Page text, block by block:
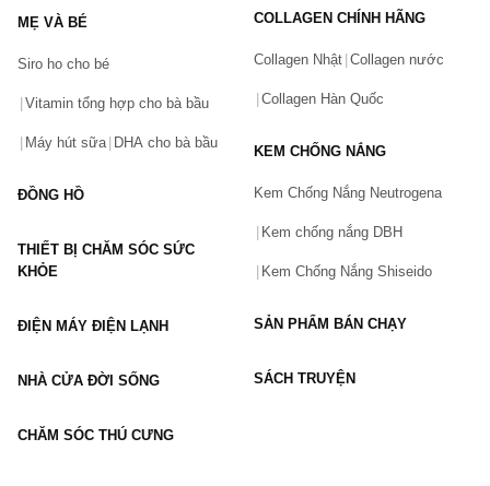
Vấn đề(*)
MẸ VÀ BÉ
Siro ho cho bé
Vitamin tổng hợp cho bà bầu
Máy hút sữa DHA cho bà bầu
ĐỒNG HỒ
THIẾT BỊ CHĂM SÓC SỨC
KHỎE
ĐIỆN MÁY ĐIỆN LẠNH
NHÀ CỬA ĐỜI SỐNG
CHĂM SÓC THÚ CƯNG
COLLAGEN CHÍNH HÃNG
Collagen Nhật Collagen nước
Collagen Hàn Quốc
KEM CHỐNG NẮNG
Kem Chống Nắng Neutrogena
Kem chống nắng DBH
Kem Chống Nắng Shiseido
SẢN PHẨM BÁN CHẠY
SÁCH TRUYỆN